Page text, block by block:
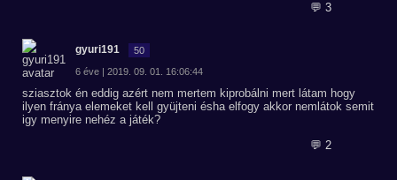
💬 3
gyuri191 50
6 éve | 2019. 09. 01. 16:06:44
sziasztok én eddig azért nem mertem kiprobálni mert látam hogy
ilyen fránya elemeket kell gyüjteni ésha elfogy akkor nemlátok semit
igy menyire nehéz a játék?
💬 2